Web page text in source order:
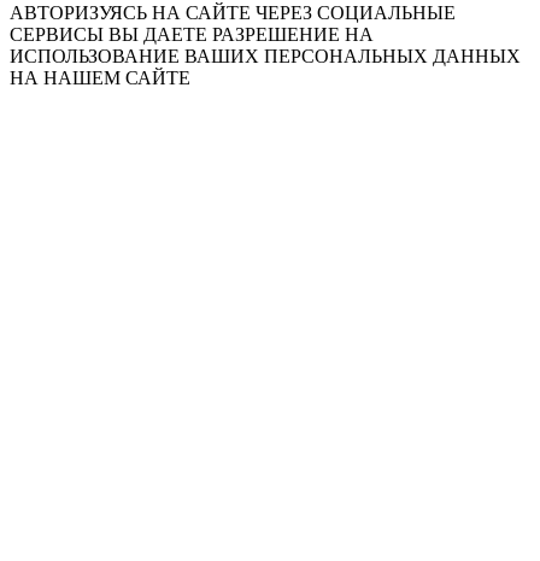
АВТОРИЗУЯСЬ НА САЙТЕ ЧЕРЕЗ СОЦИАЛЬНЫЕ
СЕРВИСЫ ВЫ ДАЕТЕ РАЗРЕШЕНИЕ НА
ИСПОЛЬЗОВАНИЕ ВАШИХ ПЕРСОНАЛЬНЫХ ДАННЫХ
НА НАШЕМ САЙТЕ